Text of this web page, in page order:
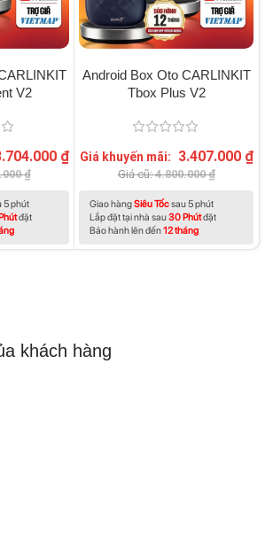
V2
₫
₫
5 phút
đặt
Android Box Oto CARLINKIT
Tbox Plus V2
Giá khuyến mãi: 3.407.000 ₫
Giá cũ:4.800.000₫
Giao hàngSiêu Tốcsau 5 phút
Lắp đặt tại nhà sau30 Phútđặt
Bảo hành lên đến12 tháng
khách hàng